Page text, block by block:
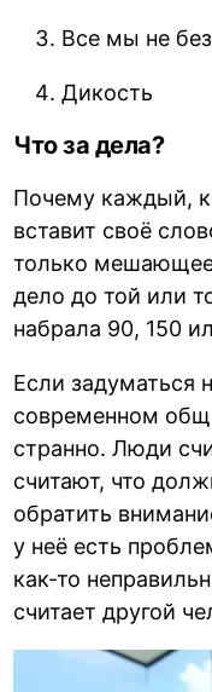
Все мы не
Дикость
Что за дела?
Почему каждый,
вставит своё
только
дело до той или
набрала 90, 150
Если задуматься
современном
странно. Люди
считают, что
обратить
у неё есть
как-то
считает другой